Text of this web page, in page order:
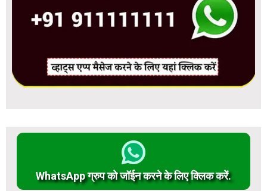
WhatsApp ग्रुप को जॉईन करने के लिए क्लिक करें.